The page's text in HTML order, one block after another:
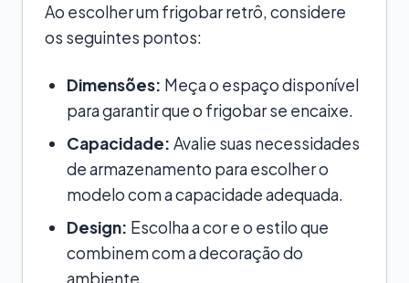
Ao escolher um frigobar retrô, considere
os seguintes pontos:
Dimensões: Meça o espaço disponível
para garantir que o frigobar se encaixe.
Capacidade: Avalie suas necessidades
de armazenamento para escolher o
modelo com a capacidade adequada.
Design: Escolha a cor e o estilo que
combinem com a decoração do
ambiente.